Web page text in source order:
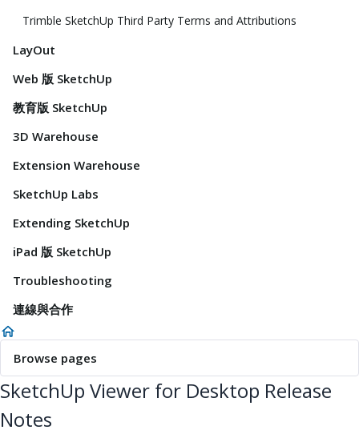
Trimble SketchUp Third Party Terms and Attributions
LayOut
Web 版 SketchUp
教育版 SketchUp
3D Warehouse
Extension Warehouse
SketchUp Labs
Extending SketchUp
iPad 版 SketchUp
Troubleshooting
連線與合作
Browse pages
SketchUp Viewer for Desktop Release
Notes